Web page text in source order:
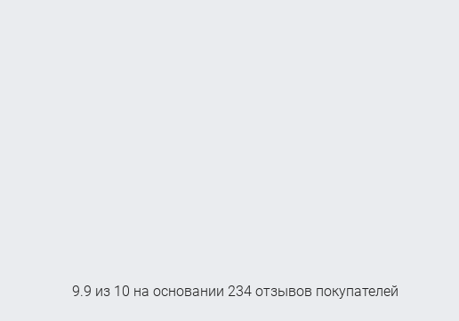
9.9 из 10 на основании 234отзывов покупателей